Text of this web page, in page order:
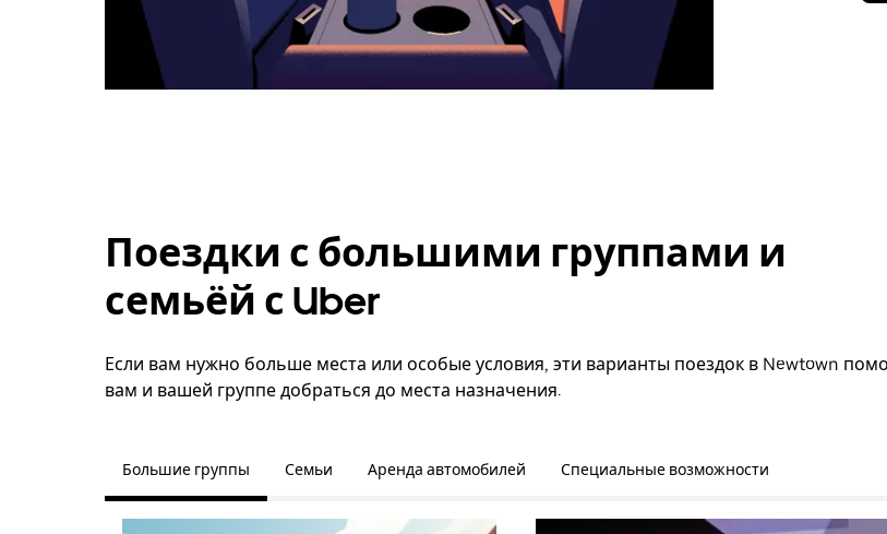
Поездки с большими группами и
семьёй с Uber
Если вам нужно больше места или особые условия, эти варианты поездок в Newtown
вам и вашей группе добраться до места назначения.
Большие группы Семьи Аренда автомобилей Специальные возможности